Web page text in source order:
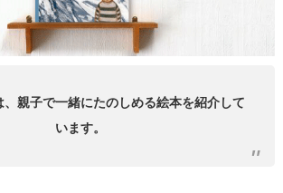
、親子で一緒にたのしめる絵本を紹介して
います。